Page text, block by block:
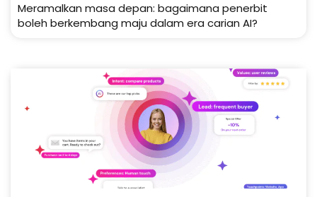
Meramalkan masa depan: bagaimana penerbit
boleh berkembang maju dalam era carian AI?